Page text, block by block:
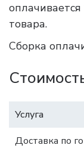
товара.
Сборка
Услуга
Доставка по